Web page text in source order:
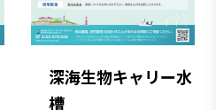
深海生物キャリー水
槽